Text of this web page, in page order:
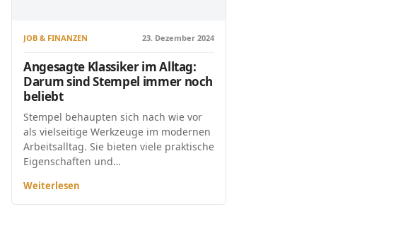
JOB & FINANZEN 23. Dezember 2024
Angesagte Klassiker im Alltag:
Darum sind Stempel immer noch
beliebt
Stempel behaupten sich nach wie vor
als vielseitige Werkzeuge im modernen
Arbeitsalltag. Sie bieten viele praktische
Eigenschaften und…
Weiterlesen